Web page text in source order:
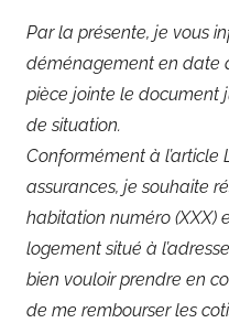
Par la présente, je vous
déménagement en date
pièce jointe le document
de situation.
Conformément à l’article
assurances, je souhaite
habitation numéro (XXX)
logement situé à
bien vouloir prendre en
de me rembourser les